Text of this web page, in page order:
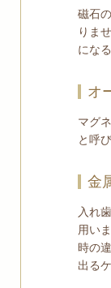
磁石
りま
にな
オ
マグ
と呼
金
入れ
用い
時の
出る